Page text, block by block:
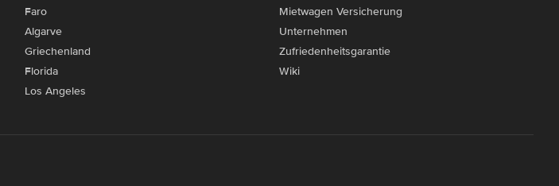
Faro
Algarve
Griechenland
Florida
Los Angeles
Mietwagen Versicherung
Unternehmen
Zufriedenheitsgarantie
Wiki